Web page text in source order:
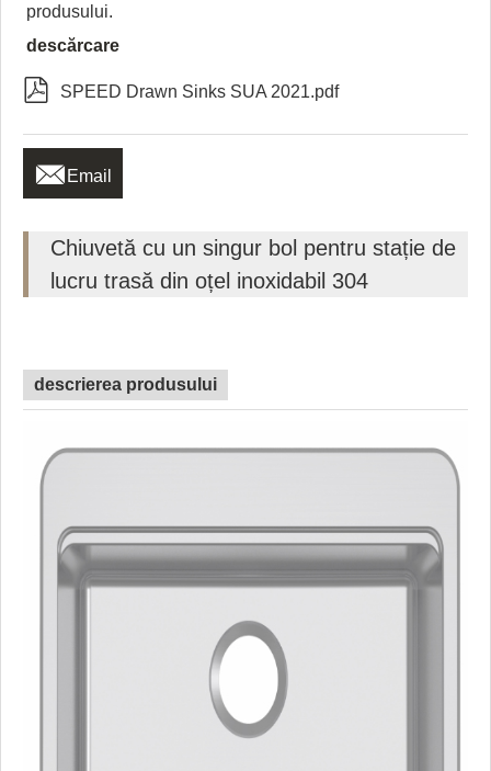
produsului.
descărcare
 SPEED Drawn Sinks SUA 2021.pdf
 Email
Chiuvetă cu un singur bol pentru stație de
lucru trasă din oțel inoxidabil 304
descrierea produsului